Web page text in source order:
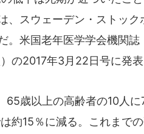
、スウェーデン・ストッ
。米国老年医学学会機関
の2017年3月22日号に発表
65歳以上の高齢者の10人
約15％に減る。これまで